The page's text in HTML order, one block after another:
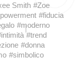
Smith #Zoe
#fiducia
#moderno
#trend
#donna
#simbolico